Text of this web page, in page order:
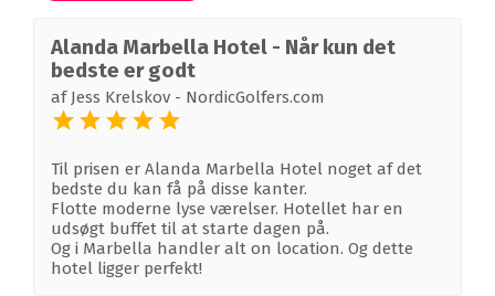
Alanda Marbella Hotel - Når kun det
bedste er godt
af Jess Krelskov - NordicGolfers.com
Til prisen er Alanda Marbella Hotel noget af det
bedste du kan få på disse kanter.
Flotte moderne lyse værelser. Hotellet har en
udsøgt buffet til at starte dagen på.
Og i Marbella handler alt on location. Og dette
hotel ligger perfekt!